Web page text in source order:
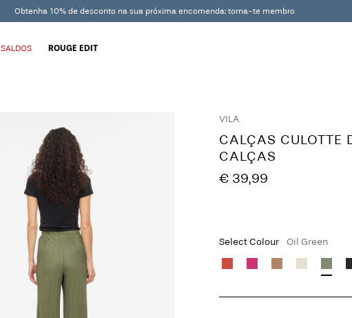
Obtenha 10% de desconto na sua próxima encomenda: torna-te membro
SALDOS ROUGE EDIT
VILA
CALÇAS CULOTTE
CALÇAS
€ 39,99
Select Colour Oil Green